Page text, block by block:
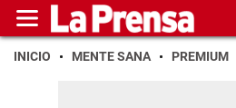
INICIO MENTE SANA PREMIUM